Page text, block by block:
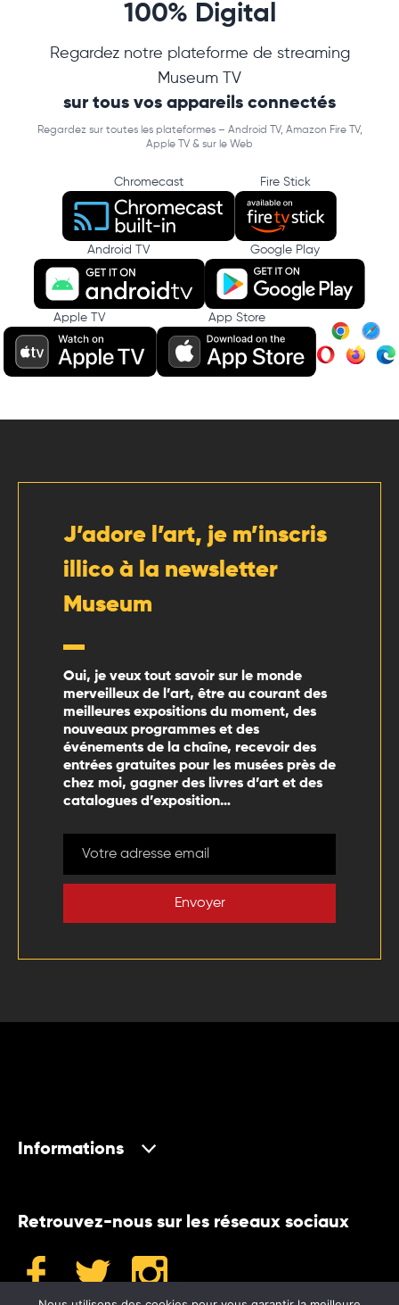
100% Digital
Regardez notre plateforme de streaming
Museum TV
sur tous vos appareils connectés
Regardez sur toutes les plateformes – Android TV, Amazon Fire TV,
Apple TV & sur le Web
Chromecast Fire Stick
Android TV Google Play
Apple TV App Store
J’adore l’art, je m’inscris
illico à la newsletter
Museum
Oui, je veux tout savoir sur le monde
merveilleux de l’art, être au courant des
meilleures expositions du moment, des
nouveaux programmes et des
événements de la chaîne, recevoir des
entrées gratuites pour les musées près de
chez moi, gagner des livres d’art et des
catalogues d’exposition…
Envoyer
Informations
Retrouvez-nous sur les réseaux sociaux